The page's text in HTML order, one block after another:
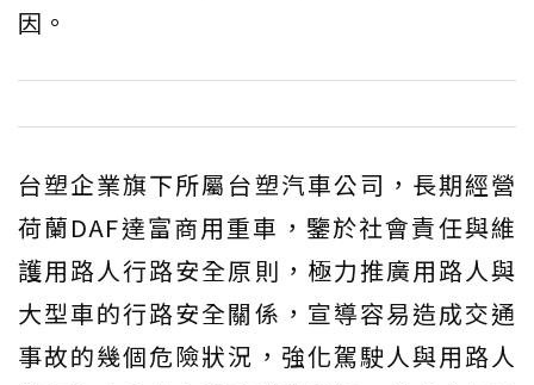
因。
台塑企業旗下所屬台塑汽車公司，長期經營
荷蘭DAF達富商用重車，鑒於社會責任與維
護用路人行路安全原則，極力推廣用路人與
大型車的行路安全關係，宣導容易造成交通
事故的幾個危險狀況，強化駕駛人與用路人